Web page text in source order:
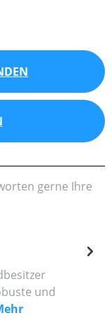
gerne Ihre
und